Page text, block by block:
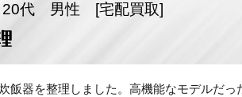
20代 男性 [宅配買取]
器を整理しました。高機能なモデルだっ